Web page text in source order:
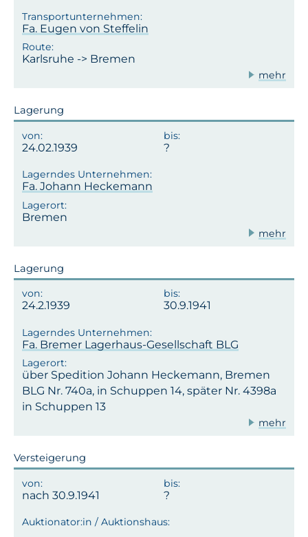
Fa. Eugen von Steffelin
Karlsruhe -> Bremen
mehr
Lagerung
24.02.1939
Fa. Johann Heckemann
Bremen
mehr
Lagerung
24.2.1939 30.9.1941
Fa. Bremer Lagerhaus-Gesellschaft BLG
über Spedition Johann Heckemann, Bremen
BLG Nr. 740a, in Schuppen 14, später Nr. 4398a
in Schuppen 13
mehr
Versteigerung
nach 30.9.1941